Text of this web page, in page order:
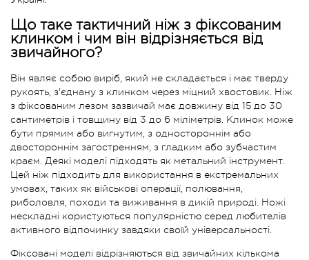
Що таке тактичний ніж з фіксованим
клинком і чим він відрізняється від
звичайного?
Він являє собою виріб, який не складається і має тверду
рукоять, з'єднану з клинком через міцний хвостовик. Ніж
з фіксованим лезом зазвичай має довжину від 15 до 30
сантиметрів і товщину від 3 до 6 міліметрів. Клинок може
бути прямим або вигнутим, з одностороннім або
двостороннім загостренням, з гладким або зубчастим
краєм. Деякі моделі підходять як метальний інструмент.
Цей ніж підходить для використання в екстремальних
умовах, таких як військові операції, полювання,
риболовля, походи та виживання в дикій природі. Ножі
нескладні користуються популярністю серед любителів
активного відпочинку завдяки своїй універсальності.
Фіксовані моделі відрізняються від звичайних кількома